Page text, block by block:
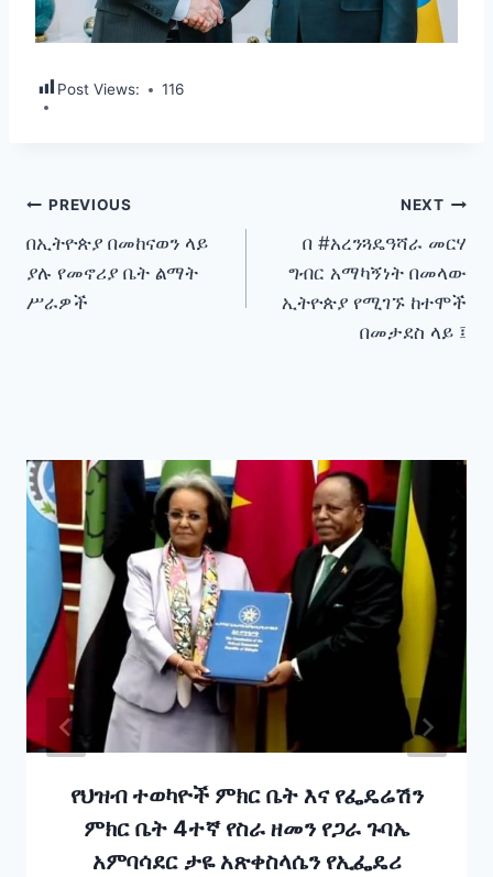
Post Views: 116
Post
navigation
PREVIOUS
በኢትዮጵያ በመከናወን ላይ
ያሉ የመኖሪያ ቤት ልማት
ሥራዎች
NEXT
በ #አረንጓዴዓሻራ መርሃ
ግብር አማካኝነት በመላው
ኢትዮጵያ የሚገኙ ከተሞች
በመታደስ ላይ ፤
የህዝብ ተወካዮች ምክር ቤት እና የፌዴሬሽን
ምክር ቤት 4ተኛ የስራ ዘመን የጋራ ጉባኤ
አምባሳደር ታዬ አጽቀስላሴን የኢፌዴሪ